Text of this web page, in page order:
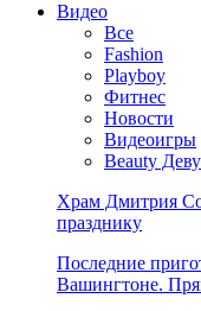
Видео
Все
Fashion
Playboy
Фитнес
Новости
Видеоигры
Beauty
Храм Дмитрия
празднику
Последние
Вашингтоне.